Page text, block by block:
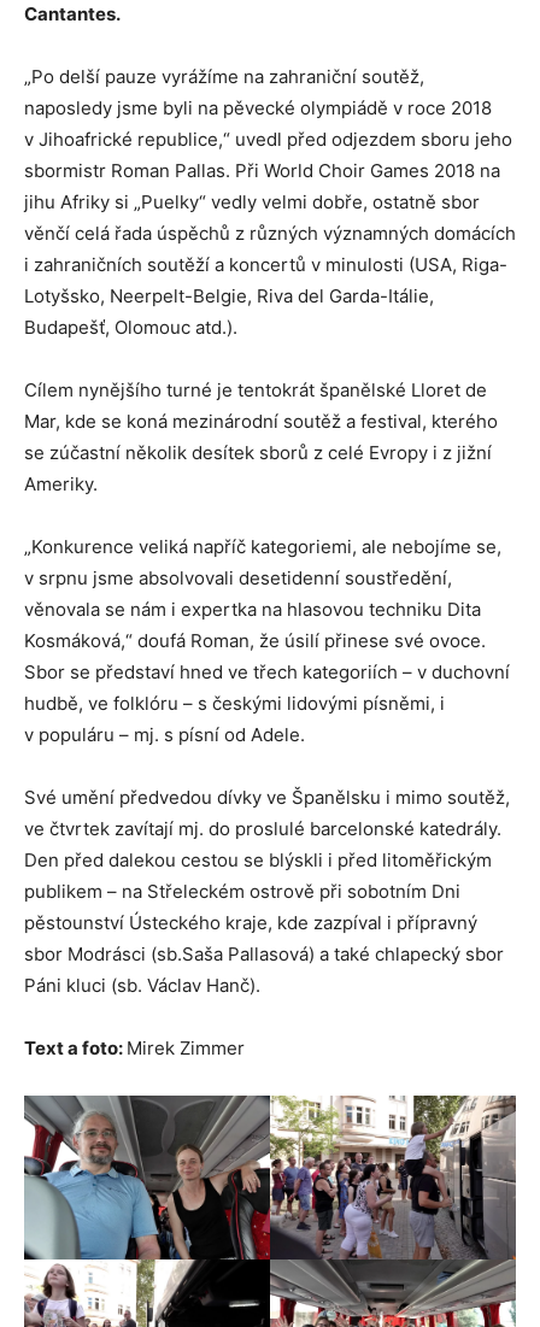
Cantantes.
„Po delší pauze vyrážíme na zahraniční soutěž,
naposledy jsme byli na pěvecké olympiádě v roce 2018
v Jihoafrické republice,“ uvedl před odjezdem sboru jeho
sbormistr Roman Pallas. Při World Choir Games 2018 na
jihu Afriky si „Puelky“ vedly velmi dobře, ostatně sbor
věnčí celá řada úspěchů z různých významných domácích
i zahraničních soutěží a koncertů v minulosti (USA, Riga-
Lotyšsko, Neerpelt-Belgie, Riva del Garda-Itálie,
Budapešť, Olomouc atd.).
Cílem nynějšího turné je tentokrát španělské Lloret de
Mar, kde se koná mezinárodní soutěž a festival, kterého
se zúčastní několik desítek sborů z celé Evropy i z jižní
Ameriky.
„Konkurence veliká napříč kategoriemi, ale nebojíme se,
v srpnu jsme absolvovali desetidenní soustředění,
věnovala se nám i expertka na hlasovou techniku Dita
Kosmáková,“ doufá Roman, že úsilí přinese své ovoce.
Sbor se představí hned ve třech kategoriích – v duchovní
hudbě, ve folklóru – s českými lidovými písněmi, i
v populáru – mj. s písní od Adele.
Své umění předvedou dívky ve Španělsku i mimo soutěž,
ve čtvrtek zavítají mj. do proslulé barcelonské katedrály.
Den před dalekou cestou se blýskli i před litoměřickým
publikem – na Střeleckém ostrově při sobotním Dni
pěstounství Ústeckého kraje, kde zazpíval i přípravný
sbor Modrásci (sb.Saša Pallasová) a také chlapecký sbor
Páni kluci (sb. Václav Hanč).
Text a foto: Mirek Zimmer